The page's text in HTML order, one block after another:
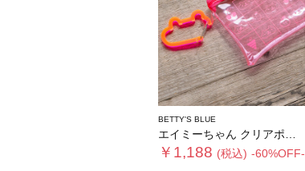
BETTY'S BLUE
エイミーちゃん クリアポーチ
￥1,188 (税込) -60%OFF-